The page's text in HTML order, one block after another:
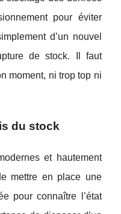
pour éviter
d’un nouvel
de stock. Il faut
moment, ni trop top ni
du stock
et hautement
mettre en place une
pour connaître l’état